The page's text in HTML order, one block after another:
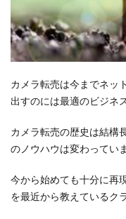
カメラ転売は今までネッ
出すのには最適のビジネ
カメラ転売の歴史は結構
のノウハウは変わってい
今から始めても十分に再
を最近から教えているク